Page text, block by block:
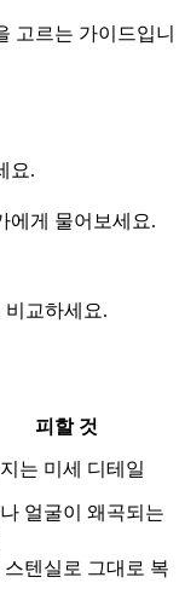
고르는 가이드입니
요.
에게 물어보세요.
교하세요.
피할 것
는 미세 디테일
얼굴이 왜곡되는
스텐실로 그대로 복